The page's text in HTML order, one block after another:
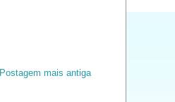
Postagem mais antiga